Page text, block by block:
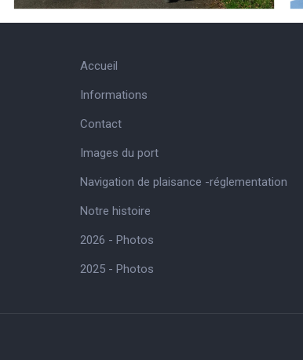
Accueil
Informations
Contact
Images du port
Navigation de plaisance -réglementation
Notre histoire
2026 - Photos
2025 - Photos